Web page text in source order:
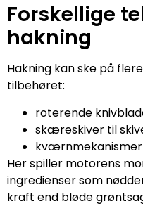
Forskellige
hakning
Hakning kan ske på
tilbehøret:
roterende
skæreskiver til
Her spiller motorens
ingredienser som
kraft end bløde